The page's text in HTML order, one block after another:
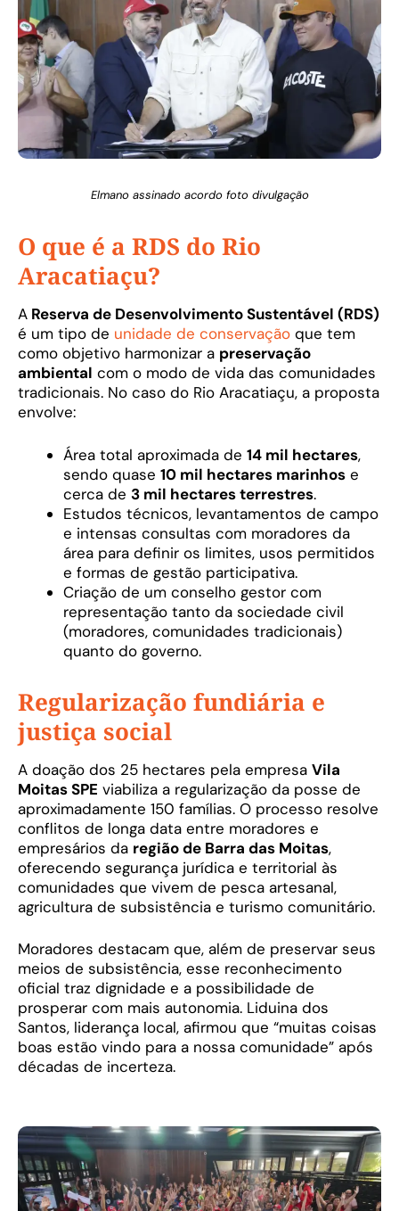
Elmano assinado acordo foto divulgação
O que é a RDS do Rio
Aracatiaçu?
A Reserva de Desenvolvimento Sustentável (RDS)
é um tipo de unidade de conservação que tem
como objetivo harmonizar a preservação
ambiental com o modo de vida das comunidades
tradicionais. No caso do Rio Aracatiaçu, a proposta
envolve:
Área total aproximada de 14 mil hectares,
sendo quase 10 mil hectares marinhos e
cerca de 3 mil hectares terrestres.
Estudos técnicos, levantamentos de campo
e intensas consultas com moradores da
área para definir os limites, usos permitidos
e formas de gestão participativa.
Criação de um conselho gestor com
representação tanto da sociedade civil
(moradores, comunidades tradicionais)
quanto do governo.
Regularização fundiária e
justiça social
A doação dos 25 hectares pela empresa Vila
Moitas SPE viabiliza a regularização da posse de
aproximadamente 150 famílias. O processo resolve
conflitos de longa data entre moradores e
empresários da região de Barra das Moitas,
oferecendo segurança jurídica e territorial às
comunidades que vivem de pesca artesanal,
agricultura de subsistência e turismo comunitário.
Moradores destacam que, além de preservar seus
meios de subsistência, esse reconhecimento
oficial traz dignidade e a possibilidade de
prosperar com mais autonomia. Liduina dos
Santos, liderança local, afirmou que “muitas coisas
boas estão vindo para a nossa comunidade” após
décadas de incerteza.